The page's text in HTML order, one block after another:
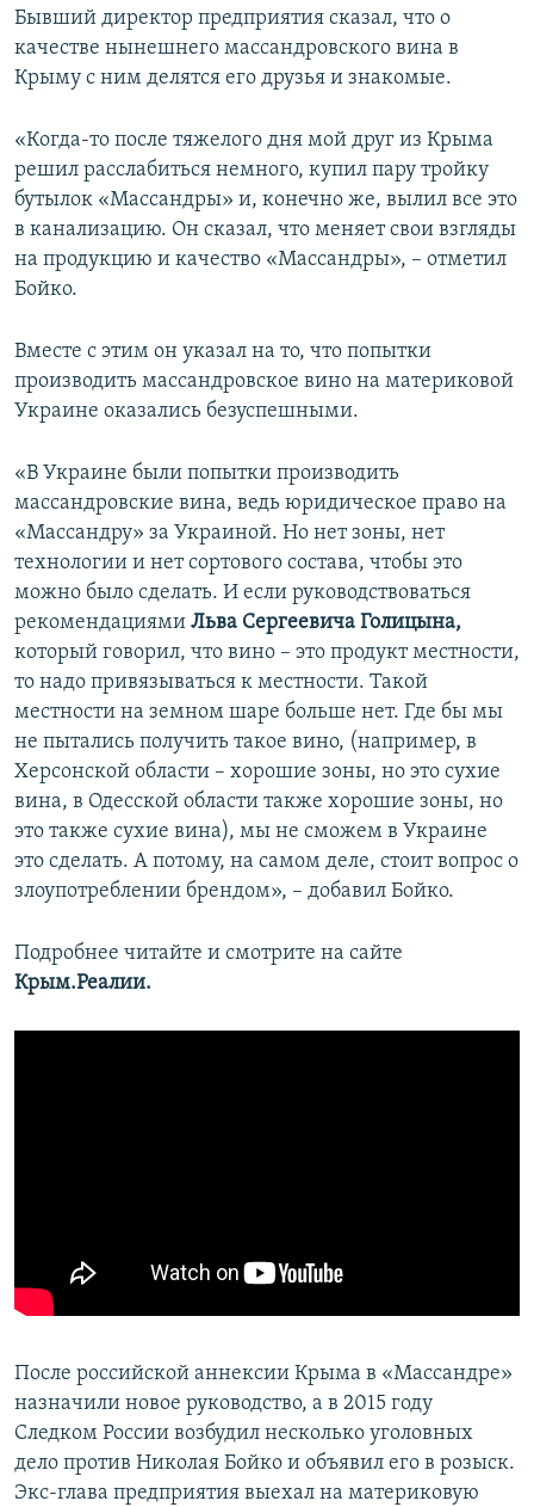
Бывший директор предприятия сказал, что о
качестве нынешнего массандровского вина в
Крыму с ним делятся его друзья и знакомые.
«Когда-то после тяжелого дня мой друг из Крыма
решил расслабиться немного, купил пару тройку
бутылок «Массандры» и, конечно же, вылил все это
в канализацию. Он сказал, что меняет свои взгляды
на продукцию и качество «Массандры», – отметил
Бойко.
Вместе с этим он указал на то, что попытки
производить массандровское вино на материковой
Украине оказались безуспешными.
«В Украине были попытки производить
массандровские вина, ведь юридическое право на
«Массандру» за Украиной. Но нет зоны, нет
технологии и нет сортового состава, чтобы это
можно было сделать. И если руководствоваться
рекомендациями Льва Сергеевича Голицына,
который говорил, что вино – это продукт местности,
то надо привязываться к местности. Такой
местности на земном шаре больше нет. Где бы мы
не пытались получить такое вино, (например, в
Херсонской области – хорошие зоны, но это сухие
вина, в Одесской области также хорошие зоны, но
это также сухие вина), мы не сможем в Украине
это сделать. А потому, на самом деле, стоит вопрос о
злоупотреблении брендом», – добавил Бойко.
Подробнее читайте и смотрите на сайте
Крым.Реалии.
После российской аннексии Крыма в «Массандре»
назначили новое руководство, а в 2015 году
Следком России возбудил несколько уголовных
дело против Николая Бойко и объявил его в розыск.
Экс-глава предприятия выехал на материковую